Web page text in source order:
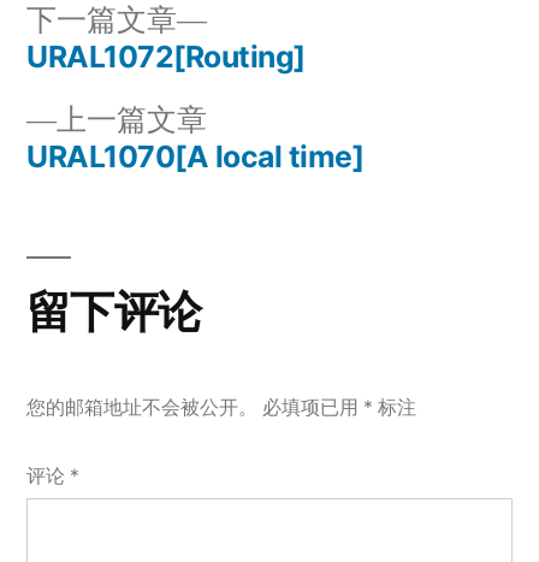
文
章
航
上一篇文章
一
URAL1070[A local time]
下一篇文章
下
一
章：
URAL1072[Routing]
留下评论
您的邮箱地址不会被公开。 必填项已用 * 标注
评论 *